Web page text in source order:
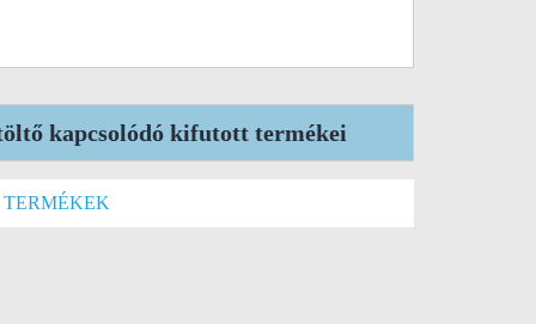
kapcsolódó kifutott termékei